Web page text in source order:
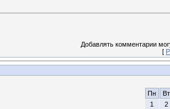
Добавлять комментарии
[
Пн
Вт
1
2